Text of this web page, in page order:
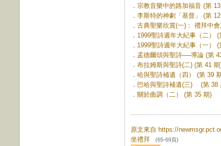
． 宗教音樂中的路加福音 (第
． 李斯特的神劇「基督」 (第
． 古典聖樂欣賞(一)： 禮拜中
． 1999聖詩週年大紀事（二） (
． 1999聖詩週年大紀事（一） (
． 孟德爾頌與聖詩──導論 (第
． 布拉姆斯與聖詩(二) (第 41 期
． 哈與聖詩補遺（四） (第 39
． 巴哈與聖詩補遺(三) (第 38
． 關於曲調（二） (第 35 期)
原文來自 https://
坐禮拜 (65-69頁)